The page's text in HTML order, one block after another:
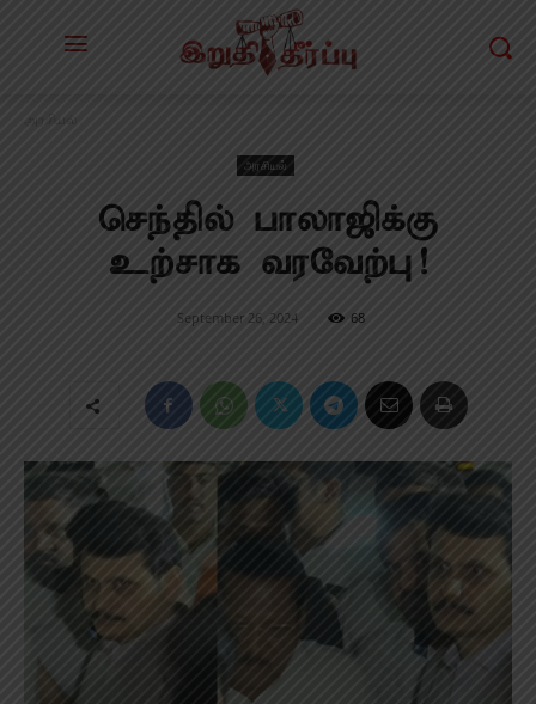
அரசியல்
அரசியல்
செந்தில் பாலாஜிக்கு
உற்சாக வரவேற்பு!
September 26, 2024 68